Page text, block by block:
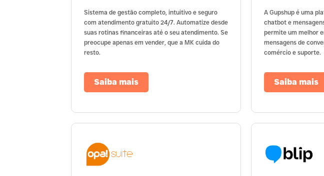
Sistema de gestão completo, intuitivo e seguro
com atendimento gratuito 24/7. Automatize desde
suas rotinas financeiras até o seu atendimento. Se
preocupe apenas em vender, que a MK cuida do
resto.
Saiba mais
A Gupshup é uma
chatbot e
permite um melhor
mensagens de
comércio e suporte.
Saiba mais